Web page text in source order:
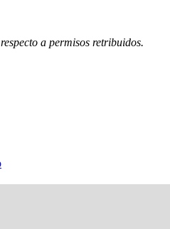
a permisos retribuidos.